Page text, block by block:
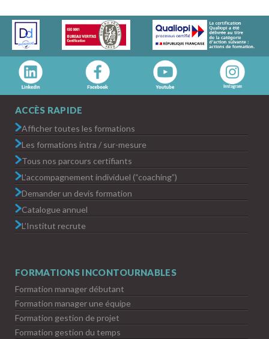
ACCÈS RAPIDE
Afficher toutes les formations
Les formations intra / sur-mesure
Tous nos parcours certifiants
L’accompagnement individuel (“coaching”)
Demander un devis formation
Catalogue annuel
L’Institut recrute
FORMATIONS INCONTOURNABLES
Formation manager débutant
Formation manager une équipe
Formation gestion de projet
Formation gestion du temps